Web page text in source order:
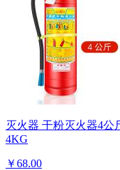
灭火器 干粉灭火器4公
4KG
￥68.00